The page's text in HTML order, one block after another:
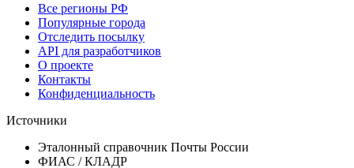
Все регионы РФ
Популярные города
Отследить посылку
API для разработчиков
О проекте
Контакты
Конфиденциальность
Источники
Эталонный справочник Почты России
ФИАС / КЛАДР